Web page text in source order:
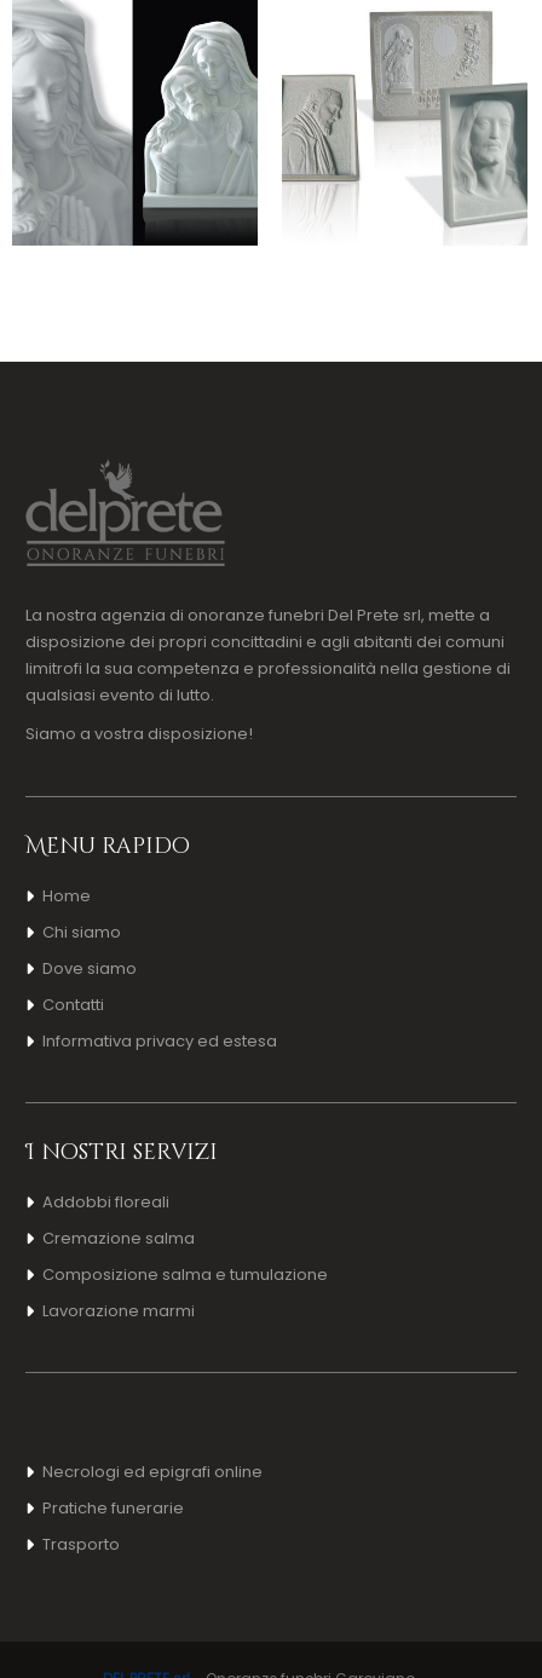
La nostra agenzia di onoranze funebri Del Prete srl, mette a
disposizione dei propri concittadini e agli abitanti dei comuni
limitrofi la sua competenza e professionalità nella gestione di
qualsiasi evento di lutto.
Siamo a vostra disposizione!
Menu rapido
Home
Chi siamo
Dove siamo
Contatti
Informativa privacy ed estesa
I nostri servizi
Addobbi floreali
Cremazione salma
Composizione salma e tumulazione
Lavorazione marmi
Necrologi ed epigrafi online
Pratiche funerarie
Trasporto